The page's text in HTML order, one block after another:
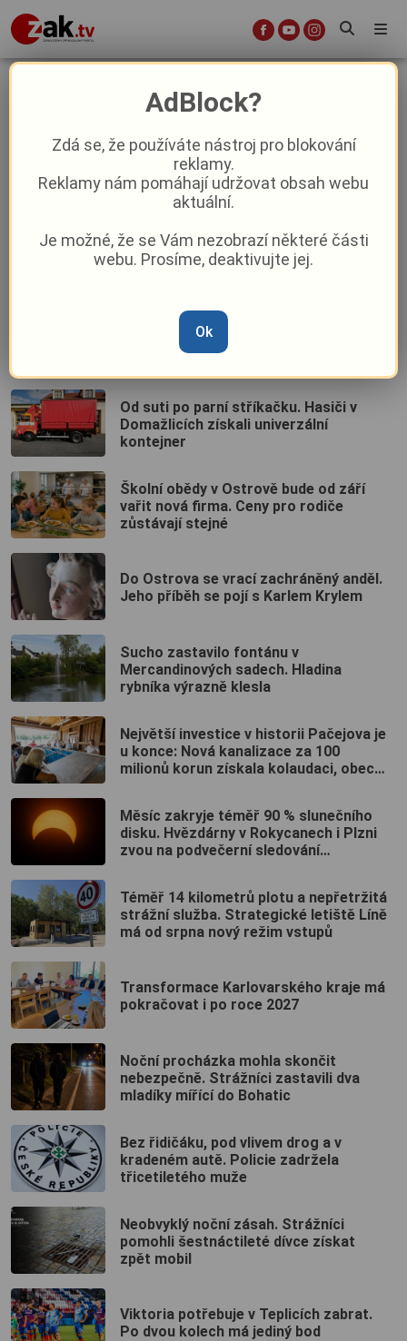
Památky v Plzeňském kraji otevřou po
setmění: Horšovský Týn chystá
japonský program, Rabí osvítí svíčky
Hejtman Kamal Farhan jednal s
ministrem Karlem Havlíčkem: Plzeňský
Daimler Truck přinese do Chebu přes
tisíc pracovních míst. Hledat chce
Od suti po parní stříkačku. Hasiči v
Domažlicích získali univerzální
kontejner
Školní obědy v Ostrově bude od září
vařit nová firma. Ceny pro rodiče
zůstávají stejné
Do Ostrova se vrací zachráněný anděl.
Jeho příběh se pojí s Karlem Krylem
Sucho zastavilo fontánu v
Mercandinových sadech. Hladina
rybníka výrazně klesla
Největší investice v historii Pačejova je
u konce: Nová kanalizace za 100
milionů korun získala kolaudaci, obec
Měsíc zakryje téměř 90 % slunečního
disku. Hvězdárny v Rokycanech i Plzni
zvou na podvečerní sledování
Téměř 14 kilometrů plotu a nepřetržitá
strážní služba. Strategické letiště Líně
má od srpna nový režim vstupů
Transformace Karlovarského kraje má
pokračovat i po roce 2027
Noční procházka mohla skončit
nebezpečně. Strážníci zastavili dva
mladíky mířící do Bohatic
Bez řidičáku, pod vlivem drog a v
kradeném autě. Policie zadržela
třicetiletého muže
Neobvyklý noční zásah. Strážníci
pomohli šestnáctileté dívce získat
zpět mobil
Viktoria potřebuje v Teplicích zabrat.
Po dvou kolech má jediný bod
AdBlock?
Zdá se, že používáte nástroj pro blokování
reklamy.
Reklamy nám pomáhají udržovat obsah webu
aktuální.
Je možné, že se Vám nezobrazí některé části
webu. Prosíme, deaktivujte jej.
Ok